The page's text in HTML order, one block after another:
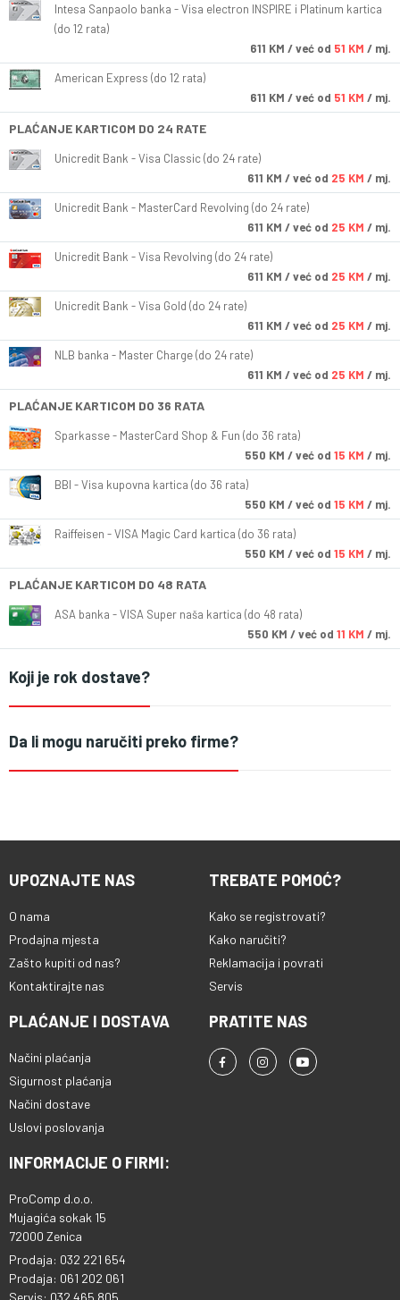
Intesa Sanpaolo banka - Visa electron INSPIRE i Platinum kartica
(do 12 rata)
611 KM / već od 51 KM / mj.
American Express (do 12 rata)
611 KM / već od 51 KM / mj.
PLAĆANJE KARTICOM DO 24 RATE
Unicredit Bank - Visa Classic (do 24 rate)
611 KM / već od 25 KM / mj.
Unicredit Bank - MasterCard Revolving (do 24 rate)
611 KM / već od 25 KM / mj.
Unicredit Bank - Visa Revolving (do 24 rate)
611 KM / već od 25 KM / mj.
Unicredit Bank - Visa Gold (do 24 rate)
611 KM / već od 25 KM / mj.
NLB banka - Master Charge (do 24 rate)
611 KM / već od 25 KM / mj.
PLAĆANJE KARTICOM DO 36 RATA
Sparkasse - MasterCard Shop & Fun (do 36 rata)
550 KM / već od 15 KM / mj.
BBI - Visa kupovna kartica (do 36 rata)
550 KM / već od 15 KM / mj.
Raiffeisen - VISA Magic Card kartica (do 36 rata)
550 KM / već od 15 KM / mj.
PLAĆANJE KARTICOM DO 48 RATA
ASA banka - VISA Super naša kartica (do 48 rata)
550 KM / već od 11 KM / mj.
Koji je rok dostave?
Da li mogu naručiti preko firme?
UPOZNAJTE NAS
O nama
Prodajna mjesta
Zašto kupiti od nas?
Kontaktirajte nas
TREBATE POMOĆ?
Kako se registrovati?
Kako naručiti?
Reklamacija i povrati
Servis
PLAĆANJE I DOSTAVA
Načini plaćanja
Sigurnost plaćanja
Načini dostave
Uslovi poslovanja
PRATITE NAS
INFORMACIJE O FIRMI:
ProComp d.o.o.
Mujagića sokak 15
72000 Zenica
Prodaja: 032 221 654
Prodaja: 061 202 061